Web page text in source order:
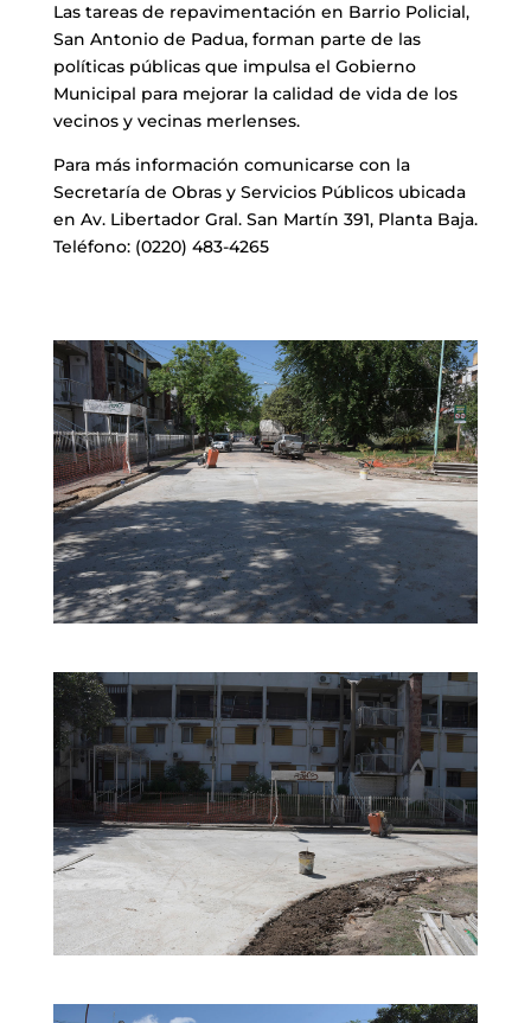
Las tareas de repavimentación en Barrio Policial,
San Antonio de Padua, forman parte de las
políticas públicas que impulsa el Gobierno
Municipal para mejorar la calidad de vida de los
vecinos y vecinas merlenses.
Para más información comunicarse con la
Secretaría de Obras y Servicios Públicos ubicada
en Av. Libertador Gral. San Martín 391, Planta Baja.
Teléfono: (0220) 483-4265